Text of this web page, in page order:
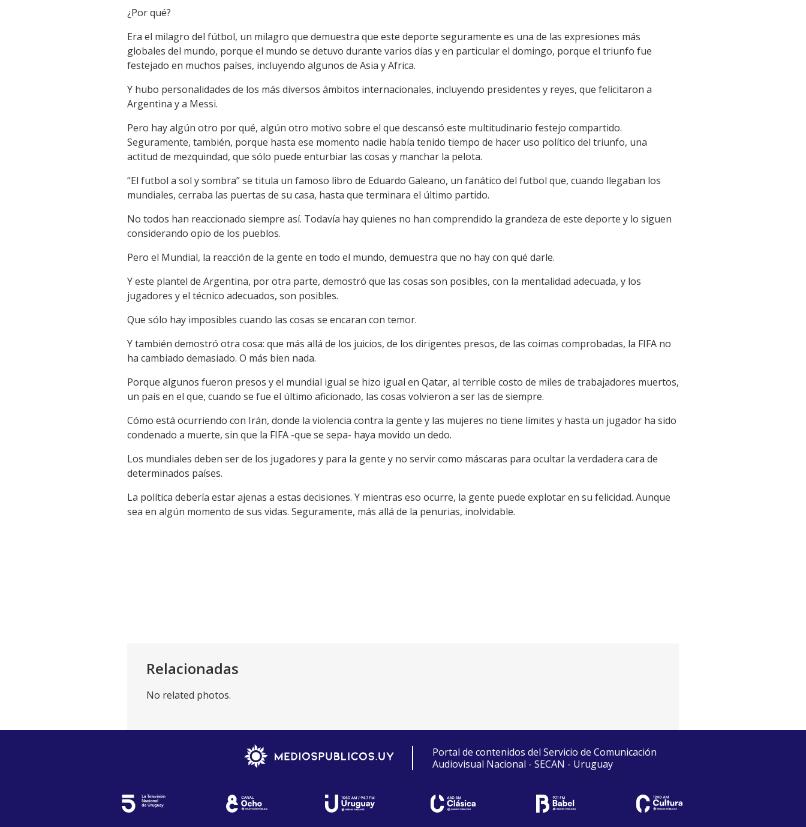
¿Por qué?
Era el milagro del fútbol, un milagro que demuestra que este deporte seguramente es una de las expresiones más
globales del mundo, porque el mundo se detuvo durante varios días y en particular el domingo, porque el triunfo fue
festejado en muchos países, incluyendo algunos de Asia y Africa.
Y hubo personalidades de los más diversos ámbitos internacionales, incluyendo presidentes y reyes, que felicitaron a
Argentina y a Messi.
Pero hay algún otro por qué, algún otro motivo sobre el que descansó este multitudinario festejo compartido.
Seguramente, también, porque hasta ese momento nadie había tenido tiempo de hacer uso político del triunfo, una
actitud de mezquindad, que sólo puede enturbiar las cosas y manchar la pelota.
“El futbol a sol y sombra” se titula un famoso libro de Eduardo Galeano, un fanático del futbol que, cuando llegaban los
mundiales, cerraba las puertas de su casa, hasta que terminara el último partido.
No todos han reaccionado siempre así. Todavía hay quienes no han comprendido la grandeza de este deporte y lo siguen
considerando opio de los pueblos.
Pero el Mundial, la reacción de la gente en todo el mundo, demuestra que no hay con qué darle.
Y este plantel de Argentina, por otra parte, demostró que las cosas son posibles, con la mentalidad adecuada, y los
jugadores y el técnico adecuados, son posibles.
Que sólo hay imposibles cuando las cosas se encaran con temor.
Y también demostró otra cosa: que más allá de los juicios, de los dirigentes presos, de las coimas comprobadas, la FIFA no
ha cambiado demasiado. O más bien nada.
Porque algunos fueron presos y el mundial igual se hizo igual en Qatar, al terrible costo de miles de trabajadores muertos,
un país en el que, cuando se fue el último aficionado, las cosas volvieron a ser las de siempre.
Cómo está ocurriendo con Irán, donde la violencia contra la gente y las mujeres no tiene límites y hasta un jugador ha sido
condenado a muerte, sin que la FIFA -que se sepa- haya movido un dedo.
Los mundiales deben ser de los jugadores y para la gente y no servir como máscaras para ocultar la verdadera cara de
determinados países.
La política debería estar ajenas a estas decisiones. Y mientras eso ocurre, la gente puede explotar en su felicidad. Aunque
sea en algún momento de sus vidas. Seguramente, más allá de la penurias, inolvidable.
Relacionadas
No related photos.
Portal de contenidos del Servicio de Comunicación
Audiovisual Nacional - SECAN - Uruguay